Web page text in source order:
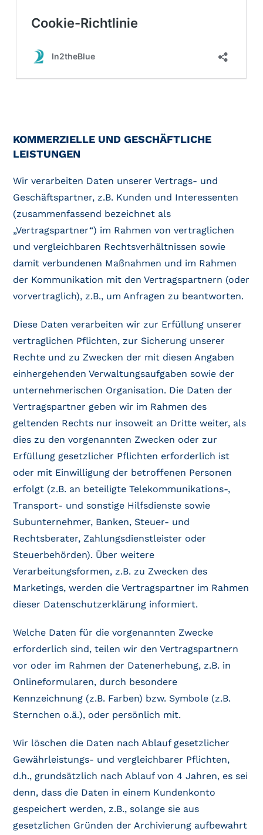
KOMMERZIELLE UND GESCHÄFTLICHE
LEISTUNGEN
Wir verarbeiten Daten unserer Vertrags- und
Geschäftspartner, z.B. Kunden und Interessenten
(zusammenfassend bezeichnet als
„Vertragspartner“) im Rahmen von vertraglichen
und vergleichbaren Rechtsverhältnissen sowie
damit verbundenen Maßnahmen und im Rahmen
der Kommunikation mit den Vertragspartnern (oder
vorvertraglich), z.B., um Anfragen zu beantworten.
Diese Daten verarbeiten wir zur Erfüllung unserer
vertraglichen Pflichten, zur Sicherung unserer
Rechte und zu Zwecken der mit diesen Angaben
einhergehenden Verwaltungsaufgaben sowie der
unternehmerischen Organisation. Die Daten der
Vertragspartner geben wir im Rahmen des
geltenden Rechts nur insoweit an Dritte weiter, als
dies zu den vorgenannten Zwecken oder zur
Erfüllung gesetzlicher Pflichten erforderlich ist
oder mit Einwilligung der betroffenen Personen
erfolgt (z.B. an beteiligte Telekommunikations-,
Transport- und sonstige Hilfsdienste sowie
Subunternehmer, Banken, Steuer- und
Rechtsberater, Zahlungsdienstleister oder
Steuerbehörden). Über weitere
Verarbeitungsformen, z.B. zu Zwecken des
Marketings, werden die Vertragspartner im Rahmen
dieser Datenschutzerklärung informiert.
Welche Daten für die vorgenannten Zwecke
erforderlich sind, teilen wir den Vertragspartnern
vor oder im Rahmen der Datenerhebung, z.B. in
Onlineformularen, durch besondere
Kennzeichnung (z.B. Farben) bzw. Symbole (z.B.
Sternchen o.ä.), oder persönlich mit.
Wir löschen die Daten nach Ablauf gesetzlicher
Gewährleistungs- und vergleichbarer Pflichten,
d.h., grundsätzlich nach Ablauf von 4 Jahren, es sei
denn, dass die Daten in einem Kundenkonto
gespeichert werden, z.B., solange sie aus
gesetzlichen Gründen der Archivierung aufbewahrt